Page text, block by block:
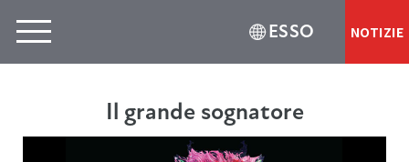
ESSO NOTIZIE
Il grande sognatore